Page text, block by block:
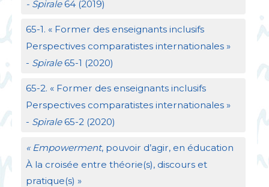
- Spirale64 (2019)
65-1. « Former des enseignants inclusifs
Perspectives comparatistes internationales »
- Spirale65-1 (2020)
65-2. « Former des enseignants inclusifs
Perspectives comparatistes internationales »
- Spirale65-2 (2020)
« Empowerment, pouvoir d’agir, en éducation
À la croisée entre théorie(s), discours et
pratique(s) »